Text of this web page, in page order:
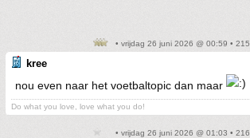
• vrijdag 26 juni 2026 @ 00:59 • 215
kree
nou even naar het voetbaltopic dan maar
Do what you love, love what you do!
• vrijdag 26 juni 2026 @ 01:03 • 216